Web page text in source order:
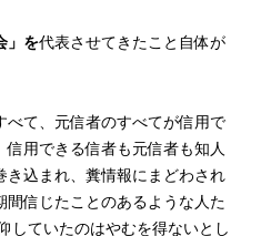
」を代表させてきたこと自体が
べて、元信者のすべてが信用で
用できる信者も元信者も知人
込まれ、糞情報にまどわされ
信じたことのあるような人た
していたのはやむを得ないとし